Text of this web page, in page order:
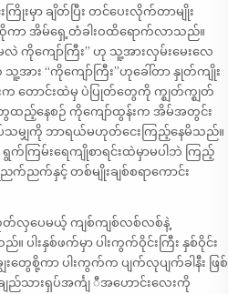
းမှာ ချိတ်ပြီး တင်ပေးလိုက်တာမျိုး
ဆိုကာ အိမ်ရှေ့တံခါးဝထိရောက်လာသည်။
ကိုကျော်ကြီး” ဟု သူ့အားလှမ်းမေးလေ
အား “ကိုကျော်ကြီး”ဟုခေါ်တာ နှုတ်ကျိုး
းက တောင်းထဲမှ ပဲပြုတ်တွေကို က္ဈတ်က္ဈတ်
ည့်နေစဉ် ကိုကျော်ထွန်းက အိမ်အတွင်း
သမျှကို ဘာရယ်မဟုတ်ငေးကြည့်နေမိသည်။
ကြမ်းရေကျိုစာရင်းထဲမှာမပါဘဲ ကြည့်
ညက်နှင့် တစ်မျိုးချစ်စရာကောင်း
တ်လှပေမယ့် ကျစ်ကျစ်လစ်လစ်နဲ့
နှစ်ဖက်မှာ ပါးကွက်ဝိုင်းကြီး နှစ်ဝိုင်း
တွေစို့ကာ ပါးကွက်က ပျက်လုပျက်ခါနီး ဖြစ်
ျည်သားရှပ်အင်္ကျ ီအဟောင်းလေးကို